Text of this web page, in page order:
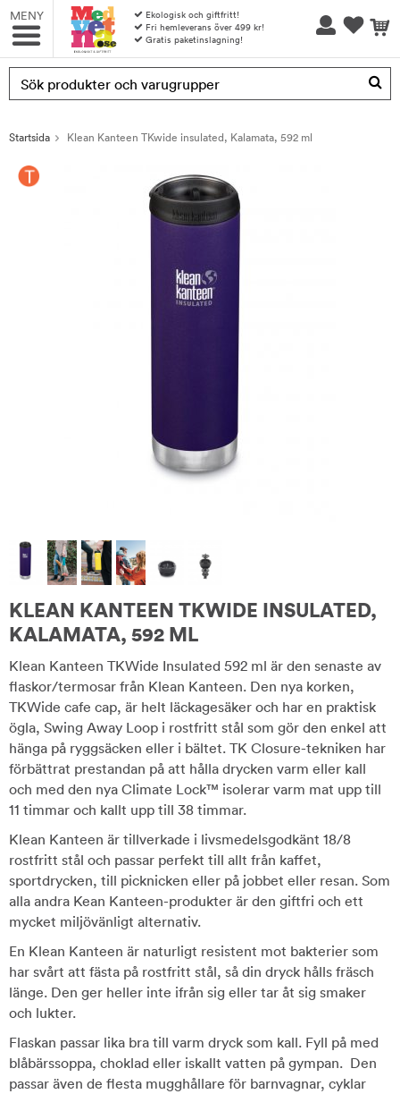
MENY
Ekologisk och giftfritt!
Fri hemleverans över 499 kr!
Gratis paketinslagning!
Produkten har blivit tillagd i varukorgen
Startsida Klean Kanteen TKwide insulated, Kalamata, 592 ml
KLEAN KANTEEN TKWIDE INSULATED,
KALAMATA, 592 ML
Klean Kanteen TKWide Insulated 592 ml är den senaste av
flaskor/termosar från Klean Kanteen. Den nya korken,
TKWide cafe cap, är helt läckagesäker och har en praktisk
ögla, Swing Away Loop i rostfritt stål som gör den enkel att
hänga på ryggsäcken eller i bältet. TK Closure-tekniken har
förbättrat prestandan på att hålla drycken varm eller kall
och med den nya Climate Lock™ isolerar varm mat upp till
11 timmar och kallt upp till 38 timmar.
Klean Kanteen är tillverkade i livsmedelsgodkänt 18/8
rostfritt stål och passar perfekt till allt från kaffet,
sportdrycken, till picknicken eller på jobbet eller resan. Som
alla andra Kean Kanteen-produkter är den giftfri och ett
mycket miljövänligt alternativ.
En Klean Kanteen är naturligt resistent mot bakterier som
har svårt att fästa på rostfritt stål, så din dryck hålls fräsch
länge. Den ger heller inte ifrån sig eller tar åt sig smaker
och lukter.
Flaskan passar lika bra till varm dryck som kall. Fyll på med
blåbärssoppa, choklad eller iskallt vatten på gympan. Den
passar även de flesta mugghållare för barnvagnar, cyklar